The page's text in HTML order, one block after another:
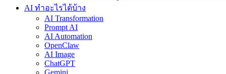
AI ทำอะไรได้บ้าง
AI Transformation
Prompt AI
AI Automation
OpenClaw
AI Image
ChatGPT
Gemini